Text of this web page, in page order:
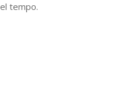
tempo.